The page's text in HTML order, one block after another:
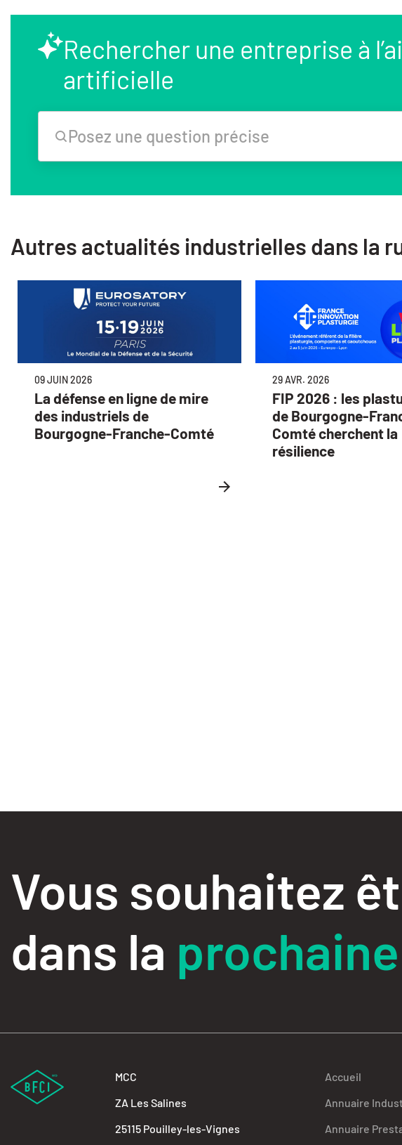
Rechercher une entreprise à
artificielle
Posez une question précise
Autres actualités industrielles dans la
09 JUIN 2026
La défense en ligne de mire
des industriels de
Bourgogne-Franche-Comté
29 AVR. 2026
FIP 2026 : les
de Bourgogne-
Comté cherchent la
résilience
Vous souhaitez
dans la
MCC
ZA Les Salines
25115 Pouilley-les-Vignes
Accueil
Annuaire
Annuaire